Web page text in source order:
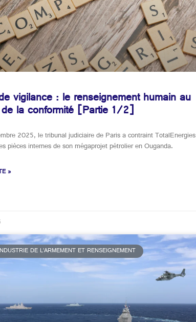
vigilance : le renseignement humain au
la conformité [Partie 1/2]
2025, le tribunal judiciaire de Paris a contraint TotalEnergies
pièces internes de son mégaprojet pétrolier en Ouganda.
»
DE L’ARMEMENT ET RENSEIGNEMENT